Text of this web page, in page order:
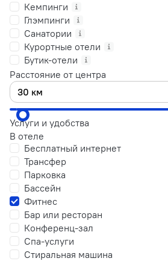
Кемпинги
Глэмпинги
Санатории
Курортные отели
Бутик-отели
Расстояние от центра
Услуги и удобства
В отеле
Бесплатный интернет
Трансфер
Парковка
Бассейн
Фитнес
Бар или ресторан
Конференц-зал
Спа-услуги
Стиральная машина